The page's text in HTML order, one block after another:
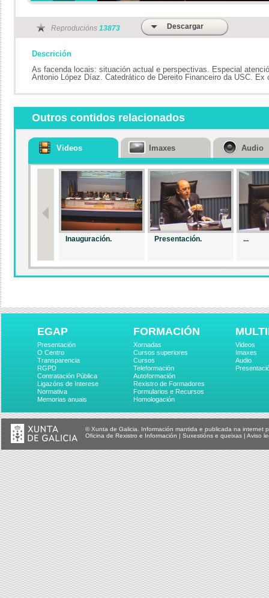
Reproducións 13873 Descargar
Descrición
As facenda locais: situación actual e perspectivas. Especial
Antonio López Díaz. Catedrático de Dereito Financeiro da USC. Ex
Outros contidos relacionados
Videos
Inauguración. Presentación. ...
Imaxes Audio
EGAP
Presentación
O Centro
Transparencia
RGPD
Contratación Pública
Ligazóns de Interese
Normativa
Memorias anuais
FORMACIÓN
Xornadas
Cursos superiores
Cursos
Teleformación
Autoformación
Rexistro de Formadores
Formularios e Recursos
Homologación
Videos
Imaxes
Audio
© Xunta de Galicia. Información mantida e publicada na internet
Oficina de Rexistro e Información | Suxestións e queixas | Aviso